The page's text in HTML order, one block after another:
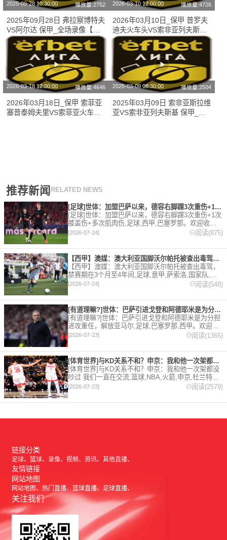
2025-09-28 10:30:00 播放量:2752
2025年09月28日 弗拉察博特夫
VS阿尔达 保甲_全场录像【视
频集锦】
2026-03-10 12:00:00 播放量:4726
2026年03月10日_保甲 普罗夫
迪夫火车头VS索非亚列夫斯基
录像_高清录像【全场回放】
2026-03-18 12:00:00 播放量:4646
2026年03月18日_保甲 索菲亚
塞普泰姆夫里VS索菲亚火车头
2025-03-09 08:30:00 播放量:2504
2025年03月09日 索非亚斯拉维
亚VS索非亚列夫斯基 保甲_全
推荐新闻 RELATED NEWS
[足球]世体：加盟巴萨以来，德容右脚踝3次重伤+1次膝盖伤+
[足球]世体：加盟巴萨以来，德容右脚踝3次重伤+1次
膝盖伤+多次肌肉伤,足球,西甲,巴塞罗那。欢迎收藏
本站，24小时为你更新最新的足球，篮球体育资讯。
[2026-07-24] 阅读(875)
【西甲】澳媒：澳大利亚国脚沃尔帕托被查出毒驾，禁赛期在3个月
【西甲】澳媒：澳大利亚国脚沃尔帕托被查出毒驾，
禁赛期在3个月至4年间,足球,意甲,萨索洛,国家队,澳
大利亚,英超,西甲,德甲,法甲,五洲。欢迎收藏本站，
[2026-07-24] 阅读(548)
[有道理嘛?]世体：巴萨引进戈登和阿德耶米是为分担进攻重任，
[有道理嘛?]世体：巴萨引进戈登和阿德耶米是为分担
进攻重任，解放亚马尔,足球,巴塞罗那,西甲。欢迎收
藏本站，24小时为你更新最新的足球，篮球体育资
[2026-07-23] 阅读(1365)
[体育世界]与KD关系不和？申京：我和他一次架都没吵过 我们
[体育世界]与KD关系不和？申京：我和他一次架都没
吵过 我们一直在交流,篮球,NBA,火箭,申京,杜兰特。
欢迎收藏本站，24小时为你更新最新的足球，篮球体
育资讯。
[2026-07-23] 阅读(2579)
链接分类
足球 篮球 录像 视频 资讯 其他直播
友情链接
网站地图
网站地图 热门直播 篮球直播 足球直播
关注我们